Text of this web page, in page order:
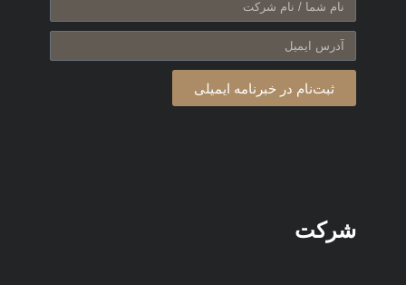
ثبت‌نام در خبرنامه ایمیلی
شرکت